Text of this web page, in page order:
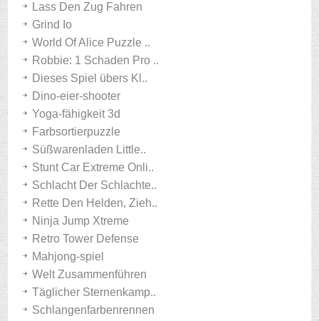
Lass Den Zug Fahren
Grind Io
World Of Alice Puzzle ..
Robbie: 1 Schaden Pro ..
Dieses Spiel übers Kl..
Dino-eier-shooter
Yoga-fähigkeit 3d
Farbsortierpuzzle
Süßwarenladen Little..
Stunt Car Extreme Onli..
Schlacht Der Schlachte..
Rette Den Helden, Zieh..
Ninja Jump Xtreme
Retro Tower Defense
Mahjong-spiel
Welt Zusammenführen
Täglicher Sternenkamp..
Schlangenfarbenrennen